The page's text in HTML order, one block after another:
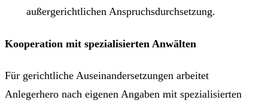
außergerichtlichen Anspruchsdurchsetzung.
Kooperation mit spezialisierten Anwälten
Für gerichtliche Auseinandersetzungen arbeitet
Anlegerhero nach eigenen Angaben mit spezialisierten